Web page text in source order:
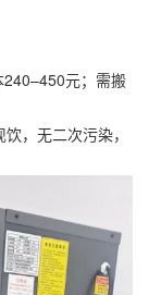
240–450元；需搬
，无二次污染，